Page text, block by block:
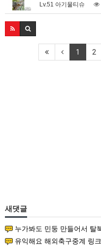
Lv.51 아기물티슈
1 2
새댓글
누가봐도 민둥 만들어서 탈북하는것들이나 뭔가 쳐들어오
유익해요 해외축구중계 링크 찾기 쉬워서 자주 와요.